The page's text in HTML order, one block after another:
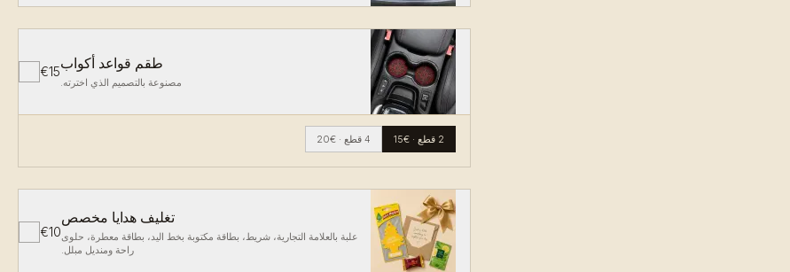
طقم قواعد أكواب
مصنوعة بالتصميم الذي اخترته.
€15
2 قطع ·
€15 4 قطع ·
€20
تغليف هدايا مخصص
علبة بالعلامة التجارية، شريط، بطاقة مكتوبة بخط اليد، بطاقة معطرة، حلوى
راحة ومنديل مبلل.
€10